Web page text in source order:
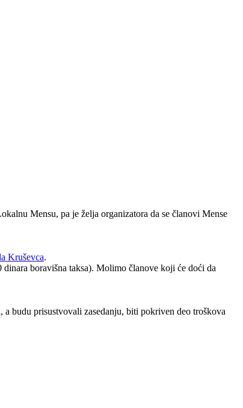
Mensu, pa je želja organizatora da se članovi Mense
Kruševca.
boravišna taksa). Molimo članove koji će doći da
budu prisustvovali zasedanju, biti pokriven deo troškova